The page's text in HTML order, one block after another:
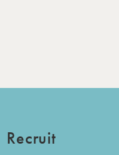
Recruit